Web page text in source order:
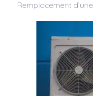
Remplacement